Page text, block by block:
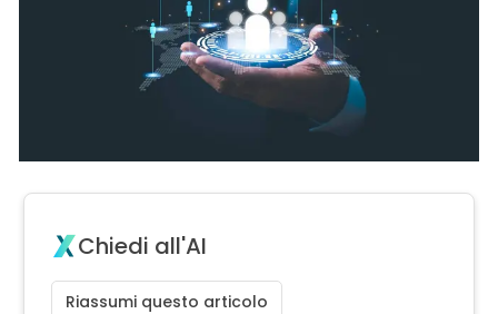
Chiedi all'AI
Riassumi questo articolo